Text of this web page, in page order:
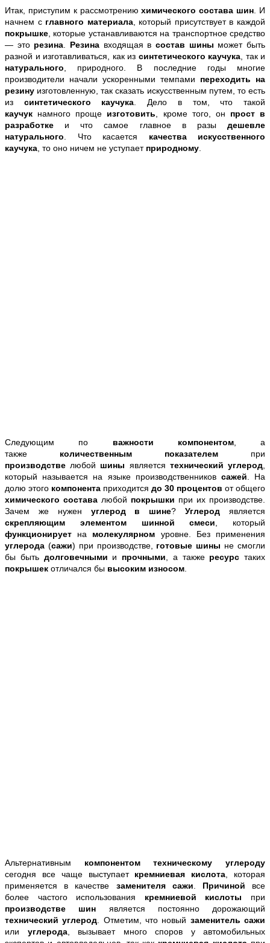
Итак, приступим к рассмотрениюхимического состава шин . И
начнем с главного материала, который присутствует в каждой
покрышке , которые устанавливаются на транспортное средство
— это резина Резина входящая всостав шины может быть
разной и изготавливаться, как из синтетического каучука , так и
натурального , природного. В последние годы многие
производители начали ускоренными темпами переходить на
резину изготовленную, так сказать искусственным путем, то есть
из синтетического каучука . Дело в том, что такой
каучук намного проще изготовить , кроме того, он прост в
разработке и что самое главное в разы дешевле
натурального . Что касается качества искусственного
каучука , то оно ничем не уступает природному
Следующим по важности компонентом, а
также
количественным показателем
при
производстве любой шины является технический углерод
который называется на языке производственников сажей . На
долю этого компонента приходится до 30 процентов от общего
химического состава любой покрышки при их производстве.
Зачем же нужен углерод в шине?Углеродявляется
скрепляющим элементом шинной смеси , который
функционирует на молекулярном уровне. Без применения
углерода (сажи) при производстве, готовые шины не смогли
бы быть долговечными и прочными , а также ресурс таких
покрышек отличался бы высоким износом
Альтернативным компонентом техническому углероду
сегодня все чаще выступает кремниевая кислота , которая
применяется в качестве заменителя сажи Причиной все
более частого использования кремниевой кислоты при
производстве шин является постоянно дорожающий
технический углерод . Отметим, что новый заменитель сажи
или углерода, вызывает много споров у автомобильных